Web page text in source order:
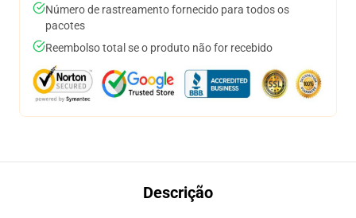
Número de rastreamento fornecido para todos os
pacotes
Reembolso total se o produto não for recebido
Descrição